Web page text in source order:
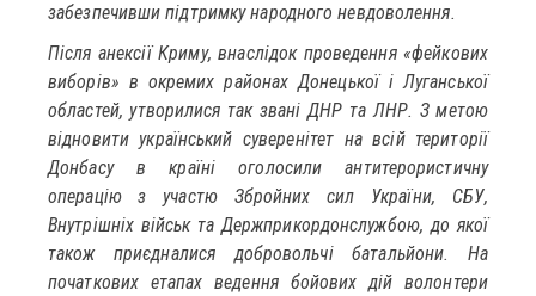
забезпечивши підтримку народного невдоволення.
Після анексії Криму, внаслідок проведення «фейкових
виборів» в окремих районах Донецької і Луганської
областей, утворилися так звані ДНР та ЛНР. З метою
відновити український суверенітет на всій території
Донбасу в країні оголосили антитерористичну
операцію з участю Збройних сил України, СБУ,
Внутрішніх військ та Держприкордонслужбою, до якої
також приєдналися добровольчі батальйони. На
початкових етапах ведення бойових дій волонтери